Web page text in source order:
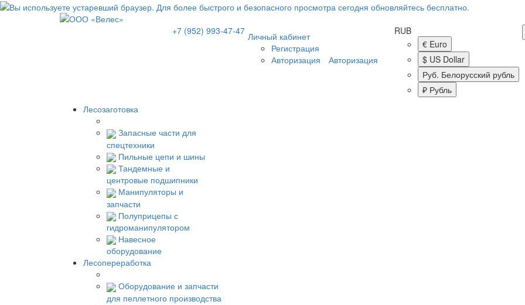
Личный кабинет
Регистрация
Авторизация
Авторизация
RUB
€ Euro
$ US Dollar
Руб. Белорусский рубль
₽ Рубль
+7 (952) 993-47-47
Лесозаготовка
Запасные части для
спецтехники
Пильные цепи и шины
Тандемные и
центровые подшипники
Манипуляторы и
запчасти
Полуприцепы с
гидроманипулятором
Навесное
оборудование
Лесопереработка
Оборудование и запчасти
для пеллетного производства